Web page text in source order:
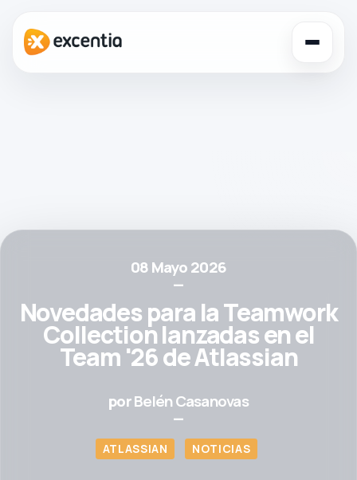
08 Mayo 2026
—
Novedades para la Teamwork
Collection lanzadas en el
Team '26 de Atlassian
porBelén Casanovas
—
ATLASSIAN NOTICIAS